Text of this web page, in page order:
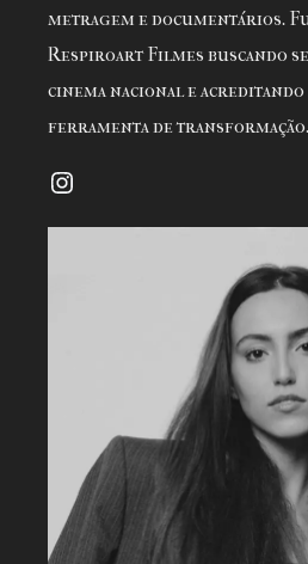
metragem e documentários.
Respiroart Filmes buscando
cinema nacional e acreditando
ferramenta de transformação.
Instagram